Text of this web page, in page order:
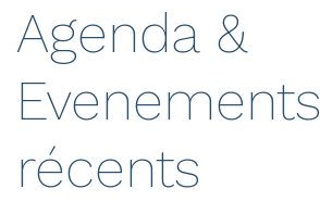
Agenda &
Evenements
récents